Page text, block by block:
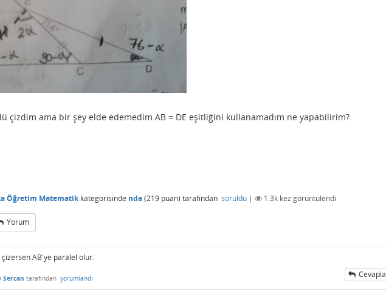
çizdim ama bir şey elde edemedim.AB = DE eşitliğini kullanamadım ne yapabilirim?
Öğretim Matematikkategorisinde nda(219 puan) tarafından soruldu | 1.3k kez görüntülendi
Yorum
çizersen AB'ye paralel olur.
Sercan tarafından yorumlandı Cevapla